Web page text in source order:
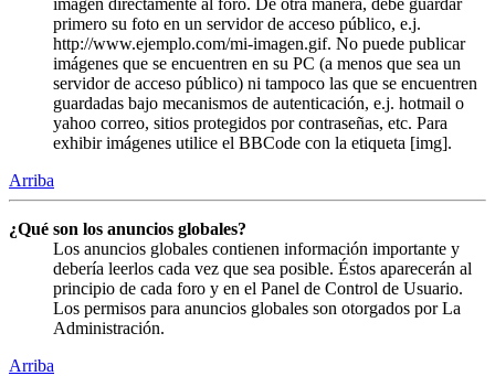
primero su foto en un servidor de acceso público, e.j.
http://www.ejemplo.com/mi-imagen.gif. No puede publicar
imágenes que se encuentren en su PC (a menos que sea un
servidor de acceso público) ni tampoco las que se encuentren
guardadas bajo mecanismos de autenticación, e.j. hotmail o
yahoo correo, sitios protegidos por contraseñas, etc. Para
exhibir imágenes utilice el BBCode con la etiqueta [img].
Arriba
¿Qué son los anuncios globales?
Los anuncios globales contienen información importante y
debería leerlos cada vez que sea posible. Éstos aparecerán al
principio de cada foro y en el Panel de Control de Usuario.
Los permisos para anuncios globales son otorgados por La
Administración.
Arriba